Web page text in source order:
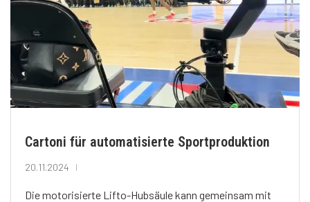
Cartoni für automatisierte Sportproduktion
20.11.2024
Die motorisierte Lifto-Hubsäule kann gemeinsam mit